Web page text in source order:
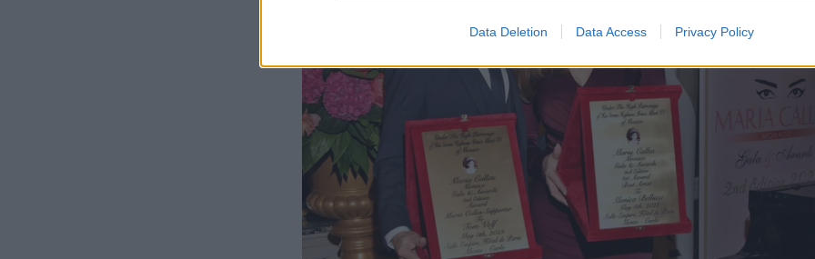
Data Deletion Data Access Privacy Policy